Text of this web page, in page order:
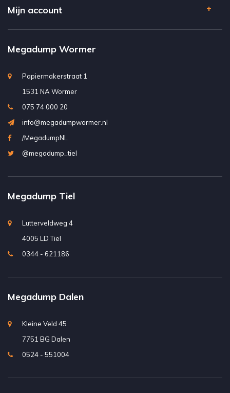
Mijn account
Megadump Wormer
Papiermakerstraat 1
1531 NA Wormer
075 74 000 20
info@megadumpwormer.nl
/MegadumpNL
@megadump_tiel
Megadump Tiel
Lutterveldweg 4
4005 LD Tiel
0344 - 621186
Megadump Dalen
Kleine Veld 45
7751 BG Dalen
0524 - 551004